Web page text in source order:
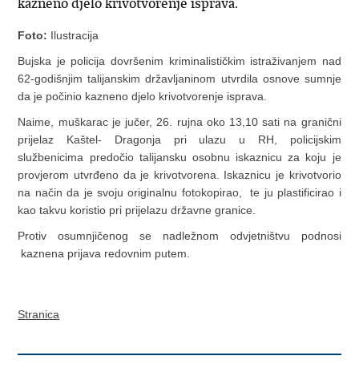
Foto: Ilustracija
Bujska je policija dovršenim kriminalističkim istraživanjem nad
62-godišnjim talijanskim državljaninom utvrdila osnove sumnje
da je počinio kazneno djelo krivotvorenje isprava.
Naime, muškarac je jučer, 26. rujna oko 13,10 sati na granični
prijelaz Kaštel- Dragonja pri ulazu u RH, policijskim
službenicima predočio talijansku osobnu iskaznicu za koju je
provjerom utvrđeno da je krivotvorena. Iskaznicu je krivotvorio
na način da je svoju originalnu fotokopirao, te ju plastificirao i
kao takvu koristio pri prijelazu državne granice.
Protiv osumnjičenog se nadležnom odvjetništvu podnosi
kaznena prijava redovnim putem.
Stranica